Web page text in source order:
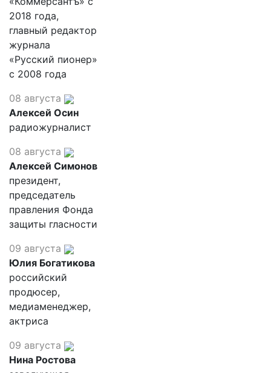
2018 года,
главный редактор
журнала
«Русский пионер»
с 2008 года
08 августа
Алексей Осин
радиожурналист
08 августа
Алексей Симонов
президент,
председатель
правления Фонда
защиты гласности
09 августа
Юлия Богатикова
российский
продюсер,
медиаменеджер,
актриса
09 августа
Нина Ростова